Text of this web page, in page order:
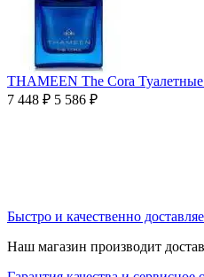
THAMEEN The Cora
7 448 ₽ 5 586 ₽
Быстро и качественно
Наш магазин производит